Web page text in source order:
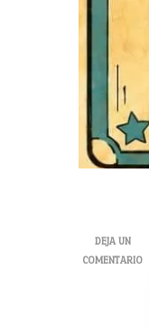
DEJA UN
COMENTARIOEN